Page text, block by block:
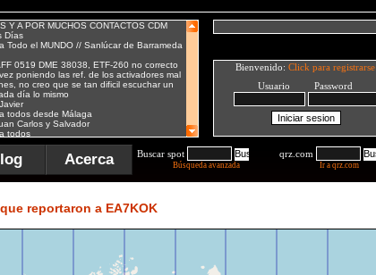
Bienvenido: Click para registrarse
Usuario Password
Acerca Buscar spot
Búsqueda avanzada
qrz.com
Ir a qrz.com
reportaron a EA7KOK
KR LR MR NR OR PR QR